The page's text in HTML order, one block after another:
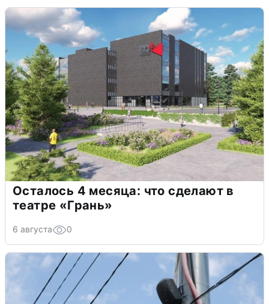
Осталось 4 месяца: что сделают в
театре «Грань»
6 августа 0